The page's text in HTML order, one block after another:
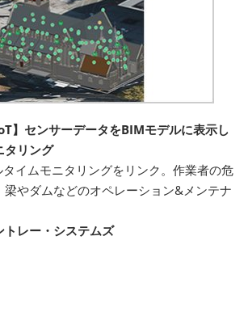
】センサーデータをBIMモデルに表示し
タリング
イムモニタリングをリンク。作業者の危
やダムなどのオペレーション&メンテナ
レー・システムズ